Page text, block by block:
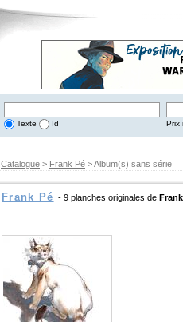
Texte Id Prix
Catalogue > Frank Pé > Album(s) sans série
Frank Pé - 9 planches originales de